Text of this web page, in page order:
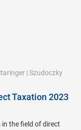
| Szudoczky
Taxation 2023
the field of direct